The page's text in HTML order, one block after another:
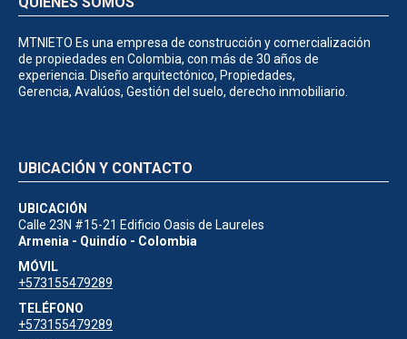
MTNIETO Es una empresa de construcción y comercialización
de propiedades en Colombia, con más de 30 años de
experiencia. Diseño arquitectónico, Propiedades,
Gerencia, Avalúos, Gestión del suelo, derecho inmobiliario.
UBICACIÓN Y CONTACTO
UBICACIÓN
Calle 23N #15-21 Edificio Oasis de Laureles
Armenia - Quindío - Colombia
MÓVIL
+573155479289
TELÉFONO
+573155479289